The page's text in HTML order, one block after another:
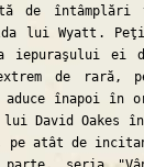
de întâmplări
lui Wyatt.
iepuraşului ei
de rară,
înapoi în
David Oakes
pe atât de